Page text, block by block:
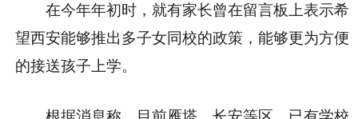
在今年年初时，就有家长曾在留言板上表示希
望西安能够推出多子女同校的政策，能够更为方便
的接送孩子上学。